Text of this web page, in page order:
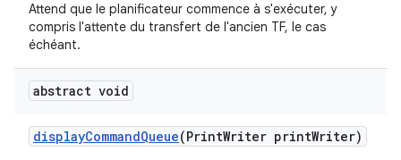
Attend que le planificateur commence à s'exécuter, y
compris l'attente du transfert de l'ancien TF, le cas
échéant.
abstract void
displayCommandQueue(PrintWriter printWriter)